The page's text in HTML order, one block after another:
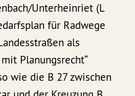
Unterheinriet (L
für Radwege
als
Planungsrecht“
wie die B 27 zwischen